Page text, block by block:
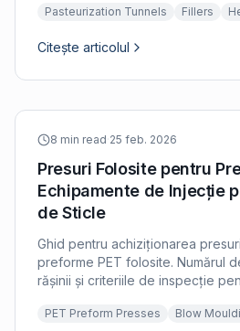
Pasteurization Tunnels Fillers
Citește articolul
8 min read·25 feb. 2026
Presuri Folosite pentru
Echipamente de Injecție
de Sticle
Ghid pentru achiziționarea
preforme PET folosite. Numărul
rășinii și criteriile de inspecție
PET Preform Presses Blow